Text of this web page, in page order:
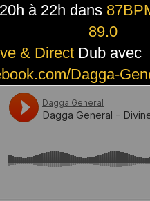
à 22h dans
89.0
& Direct Dub avec
Dagga-